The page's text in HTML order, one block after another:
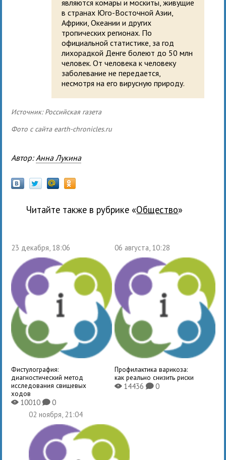
являются комары и москиты, живущие
в странах Юго-Восточной Азии,
Африки, Океании и других
тропических регионах. По
официальной статистике, за год
лихорадкой Денге болеют до 50 млн
человек. От человека к человеку
заболевание не передается,
несмотря на его вирусную природу.
Источник: Российская газета
Фото с сайта earth-chronicles.ru
Автор: Анна Лукина
Читайте также в рубрике « общество»
23 декабря, 18:06
Фистулография:
диагностический метод
исследования свищевых
ходов
X10010K0
06 августа, 10:28
Профилактика варикоза:
как реально снизить риски
X14436 K0
02 ноября, 21:04